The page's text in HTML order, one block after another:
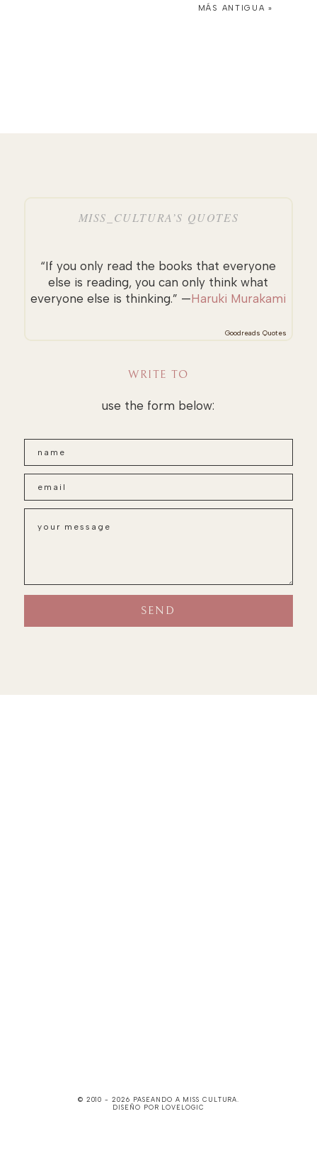
MÁS ANTIGUA »
MISS_CULTURA’S QUOTES
“If you only read the books that everyone
else is reading, you can only think what
everyone else is thinking.” —Haruki Murakami
Goodreads Quotes
WRITE TO
use the form below:
© 2010 - 2026 PASEANDO A MISS CULTURA
DISEÑO POR LOVELOGIC